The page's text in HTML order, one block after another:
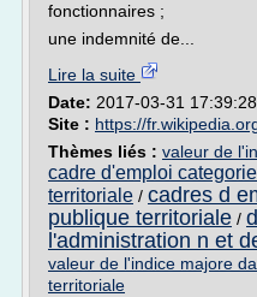
fonctionnaires ;
une indemnité de...
Lire la suite
Date: 2017-03-31 17:39:28
Site : https://
Thèmes liés : valeur de
cadre d'emploi
territoriale / cadres d
publique territoriale /
l'administration n et
valeur de l'indice majore
territoriale